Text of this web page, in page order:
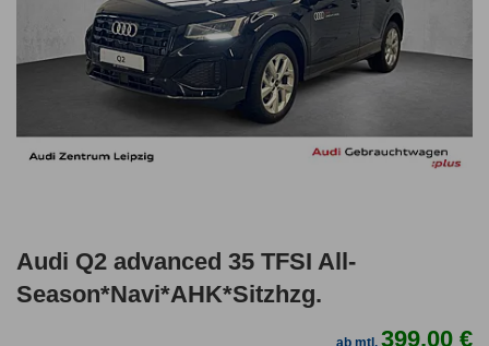
Audi Q2 advanced 35 TFSI All-
Season*Navi*AHK*Sitzhzg.
399,00 €